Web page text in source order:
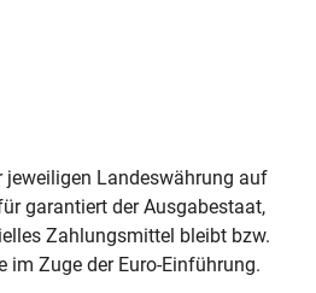
jeweiligen Landeswährung auf
garantiert der Ausgabestaat,
Zahlungsmittel bleibt bzw.
im Zuge der Euro-Einführung.